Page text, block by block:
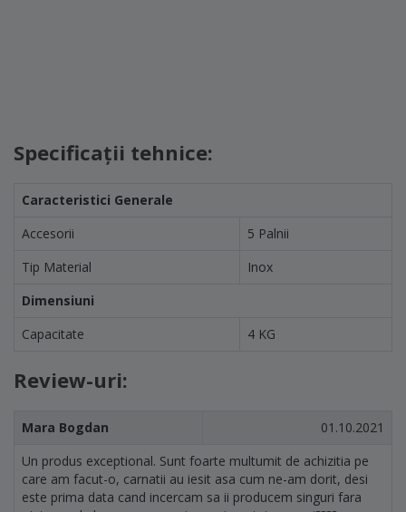
Specificații tehnice:
Caracteristici Generale
Accesorii
5 Palnii
Tip Material
Inox
Dimensiuni
Capacitate
4 KG
Review-uri:
Mara Bogdan
01.10.2021
Un produs exceptional. Sunt foarte multumit de achizitia pe
care am facut-o, carnatii au iesit asa cum ne-am dorit, desi
este prima data cand incercam sa ii producem singuri fara